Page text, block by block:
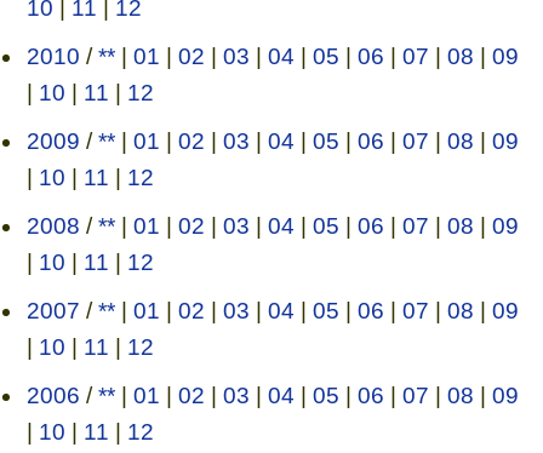
10 11
12
2010 /**| 01 | 02 | 03 | 04 | 05 | 06 | 07 | 08 | 09
| 10 | 11 | 12
2009 /**| 01 | 02 | 03 | 04 | 05 | 06 | 07 | 08 | 09
| 10 | 11 | 12
2008 /**| 01 | 02 | 03 | 04 | 05 | 06 | 07 | 08 | 09
| 10 | 11 | 12
2007 /**| 01 | 02 | 03 | 04 | 05 | 06 | 07 | 08 | 09
| 10 | 11 | 12
2006 /**| 01 | 02 | 03 | 04 | 05 | 06 | 07 | 08 | 09
| 10 | 11 | 12